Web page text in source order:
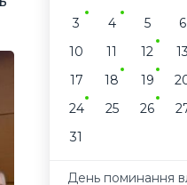
3
4 5 6
10
11 12 13
17
18 19
24
25 26
31
День поминання